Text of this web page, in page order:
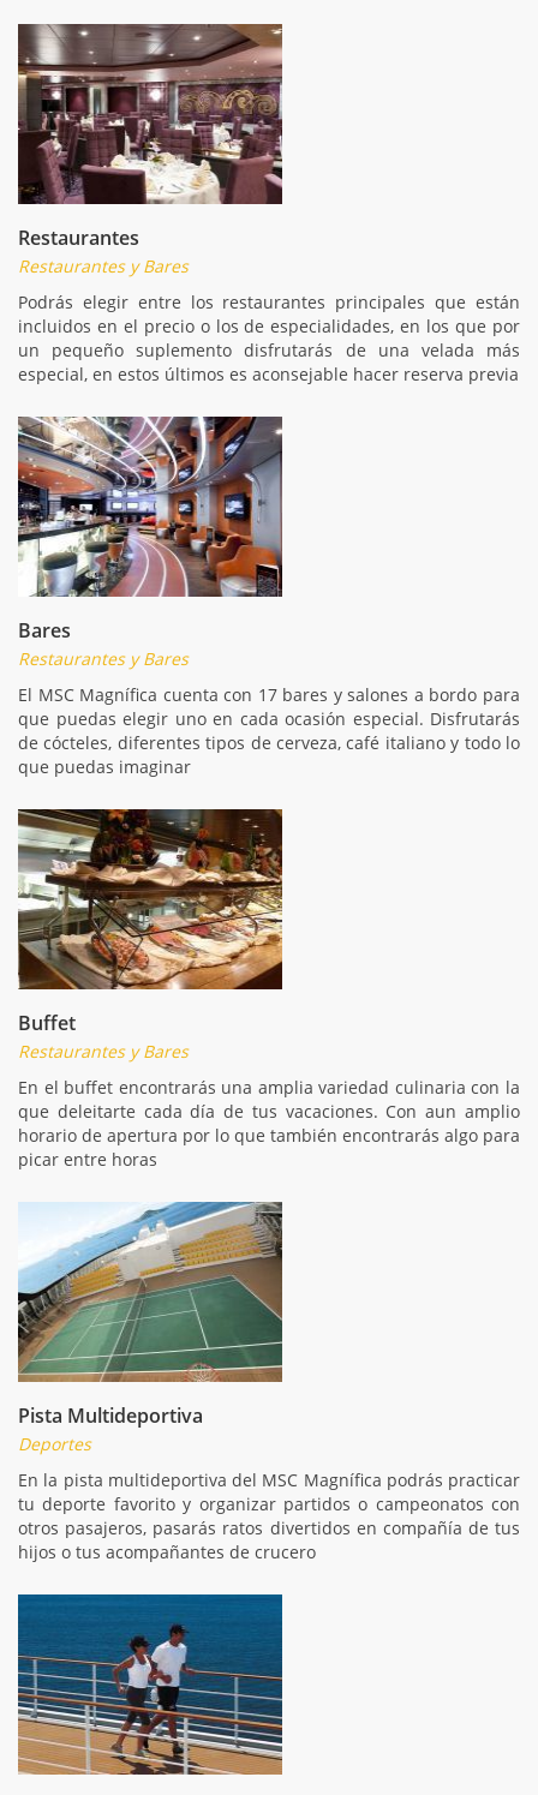
Restaurantes
Restaurantes y Bares
Podrás elegir entre los restaurantes principales que están
incluidos en el precio o los de especialidades, en los que por
un pequeño suplemento disfrutarás de una velada más
especial, en estos últimos es aconsejable hacer reserva previa
Bares
Restaurantes y Bares
El MSC Magnífica cuenta con 17 bares y salones a bordo para
que puedas elegir uno en cada ocasión especial. Disfrutarás
de cócteles, diferentes tipos de cerveza, café italiano y todo lo
que puedas imaginar
Buffet
Restaurantes y Bares
En el buffet encontrarás una amplia variedad culinaria con la
que deleitarte cada día de tus vacaciones. Con aun amplio
horario de apertura por lo que también encontrarás algo para
picar entre horas
Pista Multideportiva
Deportes
En la pista multideportiva del MSC Magnífica podrás practicar
tu deporte favorito y organizar partidos o campeonatos con
otros pasajeros, pasarás ratos divertidos en compañía de tus
hijos o tus acompañantes de crucero